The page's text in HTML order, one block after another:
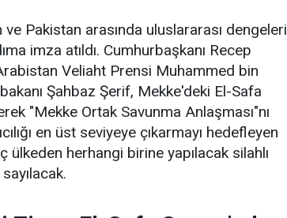
Pakistan arasında uluslararası dengeleri
imza atıldı. Cumhurbaşkanı Recep
Veliaht Prensi Muhammed bin
Şahbaz Şerif, Mekke'deki El-Safa
"Mekke Ortak Savunma Anlaşması"nı
en üst seviyeye çıkarmayı hedefleyen
herhangi birine yapılacak silahlı